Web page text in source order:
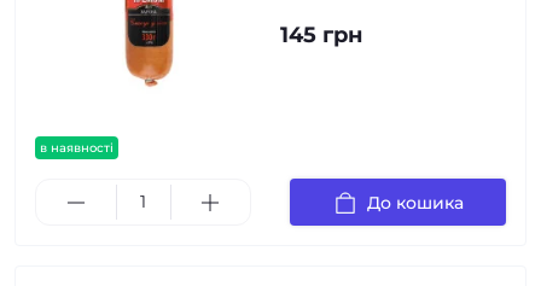
в наявності
145 грн
До кошика